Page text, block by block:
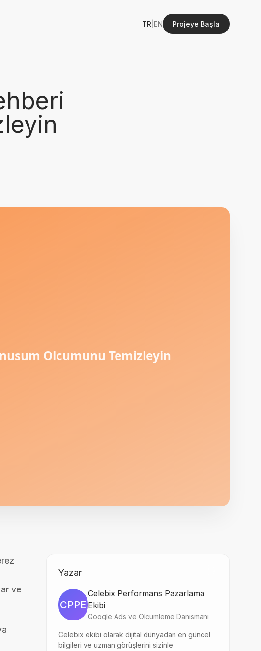
TR EN Projeye Başla
ve
Yazar
CPPE
Celebix Performans Pazarlama
Ekibi
Google Ads ve Olcumleme Danismani
Celebix ekibi olarak dijital dünyadan en güncel
bilgileri ve uzman görüşlerini sizinle